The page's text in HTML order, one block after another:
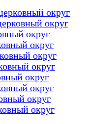
округ
округ
округ
округ
округ
округ
округ
округ
округ
округ